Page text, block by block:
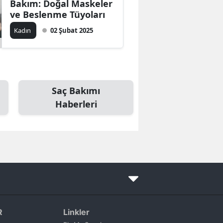
Bakım: Doğal Maskeler
ve Beslenme Tüyoları
Kadın 02 Şubat 2025
Saç Bakımı
Haberleri
Linkler